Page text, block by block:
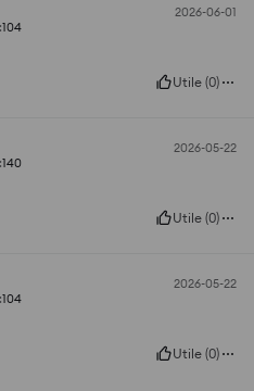
2026-06-01
:104
Utile (0)
2026-05-22
:140
Utile (0)
2026-05-22
:104
Utile (0)